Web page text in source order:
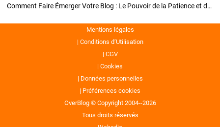
Comment Faire Émerger Votre Blog : Le Pouvoir de la Patience et de la Persévérance
Mentions légales
Conditions d’Utilisation
CGV
Cookies
Données personnelles
Préférences cookies
OverBlog © Copyright 2004--2026
Tous droits réservés